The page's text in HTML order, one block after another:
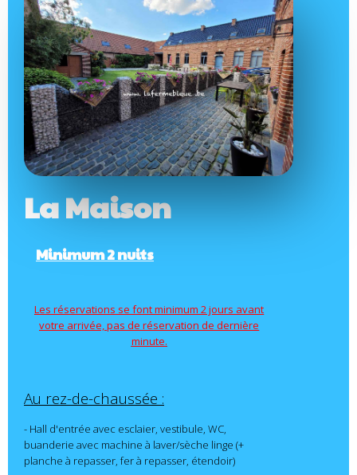
La Maison
Minimum 2 nuits
Les réservations se font minimum 2 jours avant
votre arrivée, pas de réservation de dernière
minute.
Au rez-de-chaussée :
- Hall d'entrée avec esclaier, vestibule, WC,
buanderie avec machine à laver/sèche linge (+
planche à repasser, fer à repasser, étendoir)